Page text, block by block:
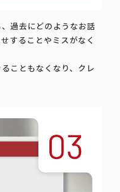
過去にどのようなお話
することやミスがなく
こともなくなり、クレ